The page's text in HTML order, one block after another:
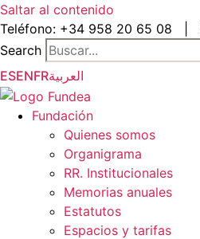
Saltar al contenido
Teléfono: +34 958 20 65 08
Search
ESENFRالعربية
Fundación
Quienes somos
Organigrama
RR. Institucionales
Memorias anuales
Estatutos
Espacios y tarifas